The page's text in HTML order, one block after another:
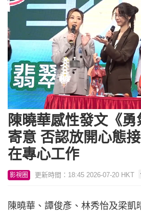
Unmute Loaded
6.84%
陳曉華感性發文《
寄意 否認放開心態
在專心工作
影視圈 更新時間：18:45 2026-07-20 HKT
陳曉華、譚俊彥、林秀怡及梁凱